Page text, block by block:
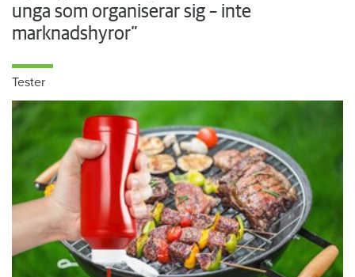
unga som organiserar sig – inte
marknadshyror”
Tester